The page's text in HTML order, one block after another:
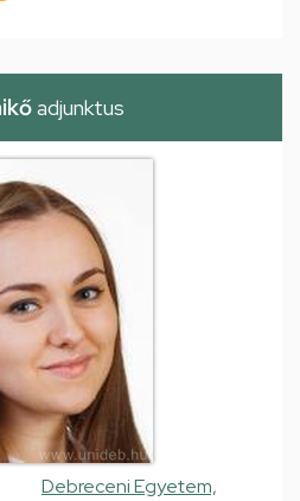
adjunktus
Debreceni Egyetem,